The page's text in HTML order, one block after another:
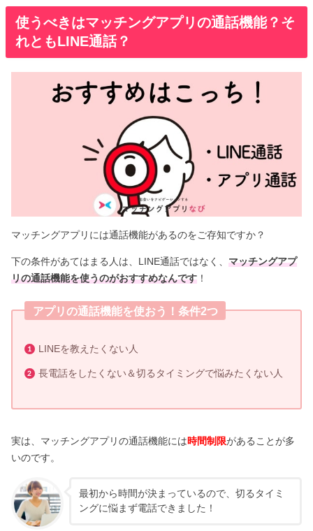
使うべきはマッチングアプリの通話機能？そ
れともLINE通話？
マッチングアプリには通話機能があるのをご存知ですか？
下の条件があてはまる人は、LINE通話ではなく、マッチングアプ
リの通話機能を使うのがおすすめなんです ！
アプリの通話機能を使おう！条件2つ
LINEを教えたくない人
長電話をしたくない＆切るタイミングで悩みたくない人
実は、マッチングアプリの通話機能には時間制限があることが多
いのです。
最初から時間が決まっているので、切るタイミ
ングに悩まず電話できました！